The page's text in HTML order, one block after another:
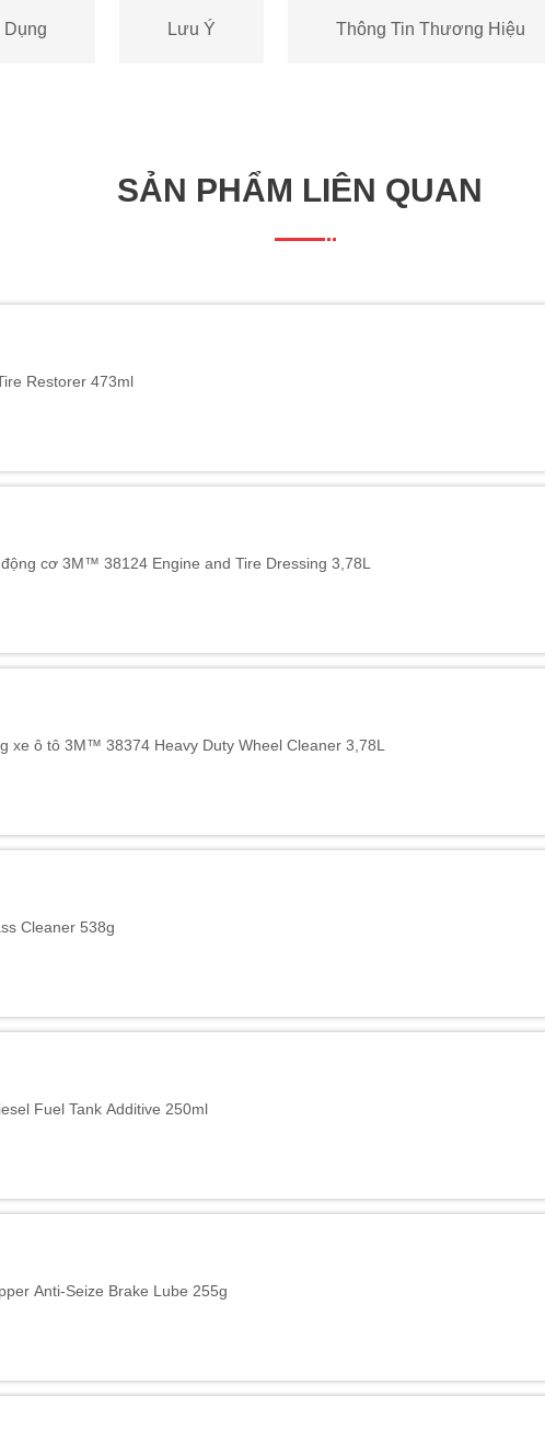
39026
Lưu Ý Thông Tin Thương Hiệu
SẢN PHẨM LIÊN QUAN
Restorer 473ml
cơ 3M™ 38124 Engine and Tire Dressing 3,78L
xe ô tô 3M™ 38374 Heavy Duty Wheel Cleaner 3,78L
Cleaner 538g
Fuel Tank Additive 250ml
Anti-Seize Brake Lube 255g